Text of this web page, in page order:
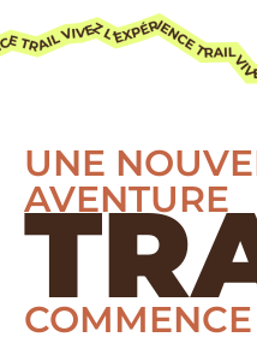
UNE
AVENTURE